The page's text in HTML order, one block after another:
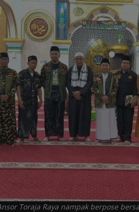
Toraja Raya nampak berpose